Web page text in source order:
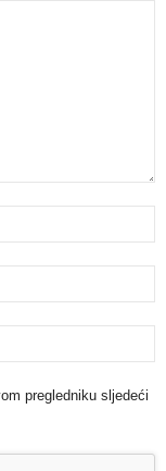
pregledniku sljedeći